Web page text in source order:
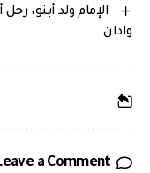
الإمام ولد أبنو،
وادان
a Comment